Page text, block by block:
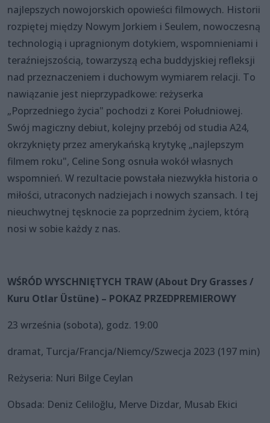
najlepszych nowojorskich opowieści filmowych. Historii
rozpiętej między Nowym Jorkiem i Seulem, nowoczesną
technologią i upragnionym dotykiem, wspomnieniami i
teraźniejszością, towarzyszą echa buddyjskiej refleksji
nad przeznaczeniem i duchowym wymiarem relacji. To
nawiązanie jest nieprzypadkowe: reżyserka
„Poprzedniego życia" pochodzi z Korei Południowej.
Swój magiczny debiut, kolejny przebój od studia A24,
okrzyknięty przez amerykańską krytykę „najlepszym
filmem roku", Celine Song osnuła wokół własnych
wspomnień. W rezultacie powstała niezwykła historia o
miłości, utraconych nadziejach i nowych szansach. I tej
nieuchwytnej tęsknocie za poprzednim życiem, którą
nosi w sobie każdy z nas.
WŚRÓD WYSCHNIĘTYCH TRAW (About Dry Grasses /
Kuru Otlar Üstüne) – POKAZ PRZEDPREMIEROWY
23 września (sobota), godz. 19:00
dramat, Turcja/Francja/Niemcy/Szwecja 2023 (197 min)
Reżyseria: Nuri Bilge Ceylan
Obsada: Deniz Celiloğlu, Merve Dizdar, Musab Ekici